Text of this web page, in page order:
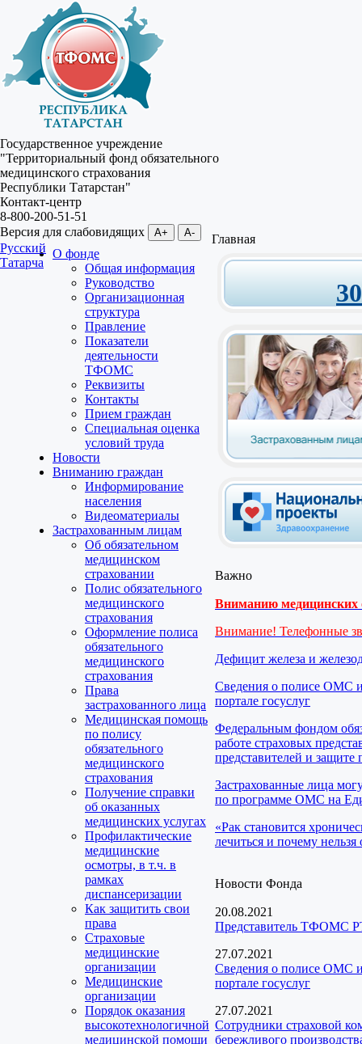
Государственное учреждение
"Территориальный фонд обязательного
медицинского страхования
Республики Татарстан"
Контакт-центр
8-800-200-51-51
Версия для слабовидящих
A+ A-
Русский
Татарча
О фонде
Общая информация
Руководство
Организационная
структура
Правление
Показатели
деятельности
ТФОМС
Реквизиты
Контакты
Прием граждан
Специальная оценка
условий труда
Новости
Вниманию граждан
Информирование
населения
Видеоматериалы
Застрахованным лицам
Об обязательном
медицинском
страховании
Полис обязательного
медицинского
страхования
Оформление полиса
обязательного
медицинского
страхования
Права
застрахованного лица
Медицинская помощь
по полису
обязательного
медицинского
страхования
Получение справки
об оказанных
медицинских услугах
Профилактические
медицинские
осмотры, в т.ч. в
рамках
диспансеризации
Как защитить свои
права
Страховые
медицинские
организации
Медицинские
организации
Порядок оказания
высокотехнологичной
медицинской помощи
Главная
Важно
Вниманию медицинских
Внимание! Телефонные
Дефицит железа и
Сведения о полисе ОМС
портале госуслуг
Федеральным фондом
работе страховых
представителей и защите
Застрахованные лица
по программе ОМС на
«Рак становится
лечиться и почему нельзя
Новости Фонда
20.08.2021
Представитель ТФОМС
27.07.2021
Сведения о полисе ОМС
портале госуслуг
27.07.2021
Сотрудники страховой
бережливого